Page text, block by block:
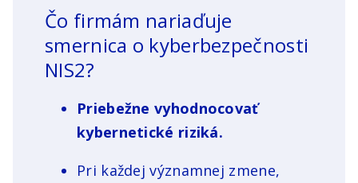
Čo firmám nariaďuje
smernica o kyberbezpečnosti
NIS2?
Priebežne vyhodnocovať
kybernetické riziká.
Pri každej významnej zmene,